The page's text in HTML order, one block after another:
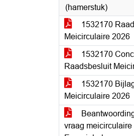
(hamerstuk)
1532170
Meicirculaire 2026
1532170
Raadsbesluit
1532170
Meicirculaire 2026
vraag